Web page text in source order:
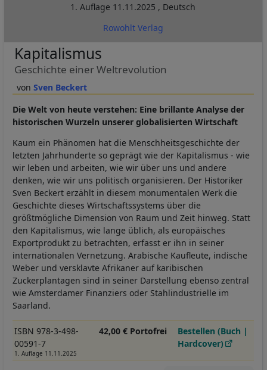
1. Auflage 11.11.2025 , Deutsch
Rowohlt Verlag
Sven Beckert
Kapitalismus
Geschichte einer Weltrevolution
Die Welt von heute verstehen: Eine brillante Analyse der
historischen Wurzeln unserer globalisierten Wirtschaft
Kaum ein Phänomen hat die Menschheitsgeschichte der
letzten Jahrhunderte so geprägt wie der Kapitalismus - wie
wir leben und arbeiten, wie wir über uns und andere
denken, wie wir uns politisch organisieren. Der Historiker
Sven Beckert erzählt in diesem monumentalen Werk die
Geschichte dieses Wirtschaftssystems über die
größtmögliche Dimension von Raum und Zeit hinweg. Statt
den Kapitalismus, wie lange üblich, als europäisches
Exportprodukt zu betrachten, erfasst er ihn in seiner
internationalen Vernetzung. Arabische Kaufleute, indische
Weber und versklavte Afrikaner auf karibischen
Zuckerplantagen sind in seiner Darstellung ebenso zentral
wie Amsterdamer Finanziers oder Stahlindustrielle im
Saarland.
ISBN 978-3-498-
00591-7
1. Auflage 11.11.2025
42,00 € Portofrei
Bestellen (Buch |
Hardcover)